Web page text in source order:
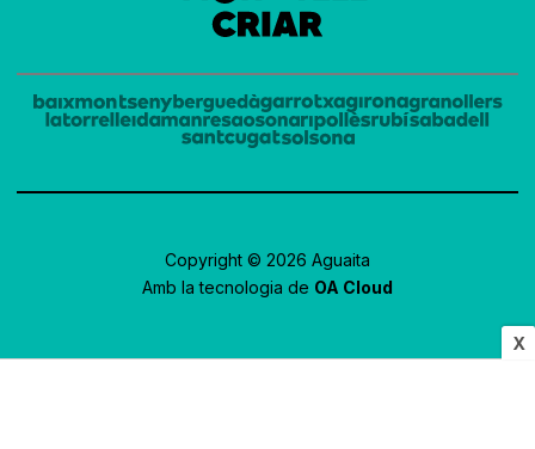
X
Copyright © 2026 Aguaita
Amb la tecnologia de OA Cloud